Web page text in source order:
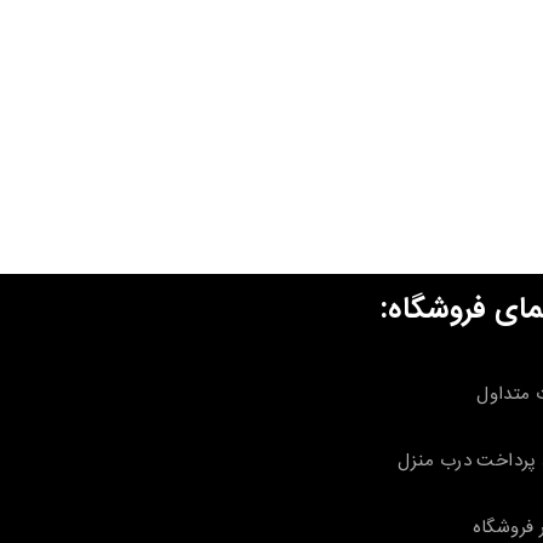
فروشگاه:
متداول
پرداخت درب منزل
فروشگاه